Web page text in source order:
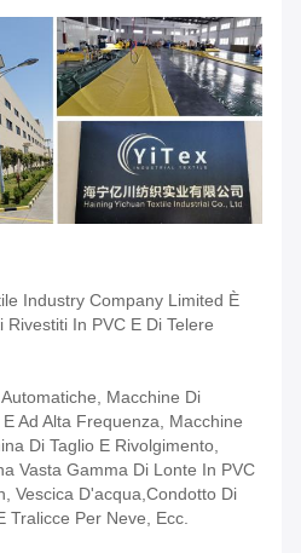
Industry Company Limited È
In PVC E Di Telere
Macchine Di
Ad Alta Frequenza, Macchine
Di Taglio E Rivolgimento,
Vasta Gamma Di Lonte In PVC
Vescica D'acqua,condotto Di
Tralicce Per Neve, Ecc.